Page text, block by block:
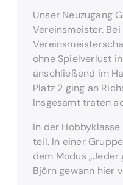
Unser Neuzugang
Vereinsmeister.
ohne Spielverlust
anschließend im
Platz 2 ging an
Insgesamt traten
In der
teil. In einer
dem Modus
Björn gewann hier